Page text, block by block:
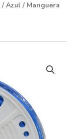
/Azul / Manguera